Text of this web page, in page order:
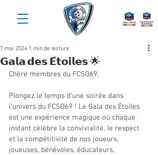
𝗚𝗮𝗹𝗮 𝗱𝗲𝘀 𝗘́𝘁𝗼𝗶𝗹𝗲𝘀 🌟
7 mai 2024 1 min de lecture
Chère membres du FCSO69,
Plongez le temps d’une soirée dans
l’univers du FCSO69 ! Le Gala des Étoiles
est une expérience magique où chaque
instant célèbre la convivialité, le respect
et la compétitivité de nos joueurs,
joueuses, bénévoles, éducateurs,